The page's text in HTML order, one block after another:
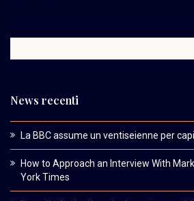
News recenti
La BBC assume un ventiseienne per
How to Approach an Interview With
York Times